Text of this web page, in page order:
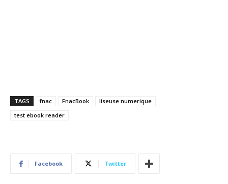
TAGS fnac FnacBook
liseuse numerique
test ebook reader
Facebook Twitter